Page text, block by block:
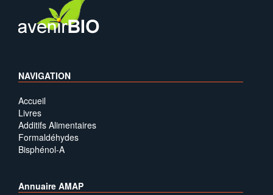
NAVIGATION
Accueil
Livres
Additifs Alimentaires
Formaldéhydes
Bisphénol-A
Annuaire AMAP